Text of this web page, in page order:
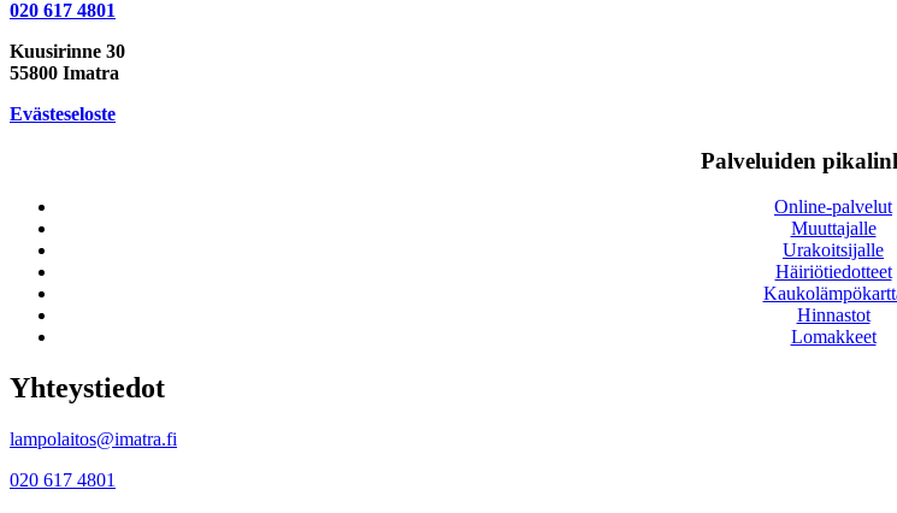
020 617 4801
Kuusirinne 30
55800 Imatra
Evästeseloste
Palveluiden
Online-palvelut
Muuttajalle
Urakoitsijalle
Häiriötiedotteet
Hinnastot
Lomakkeet
Yhteystiedot
lampolaitos@imatra.fi
020 617 4801